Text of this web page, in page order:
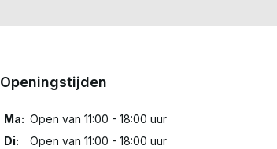
Openingstijden
Ma: Open van 11:00 - 18:00 uur
Di:
Open van 11:00 - 18:00 uur